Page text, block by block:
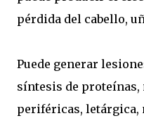
pérdida del cabello,
Puede generar
síntesis de
periféricas, letárgica,